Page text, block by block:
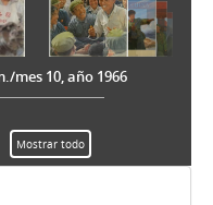
núm./mes 7, año 1977
de la Juventud Socialista de Chile
universitario
Popular
mes 10, año 1966
Mostrar todo